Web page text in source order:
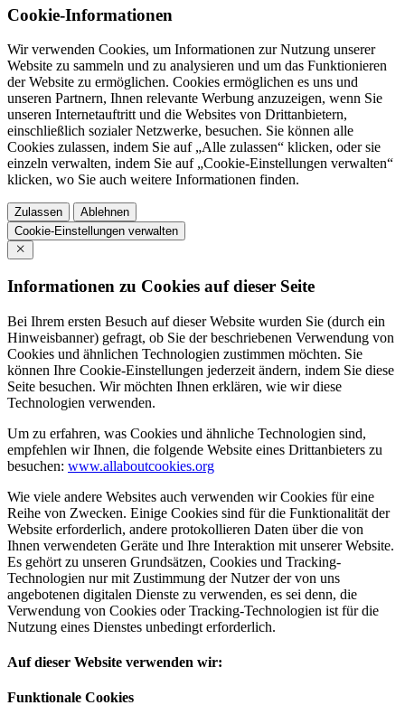
Cookie-Informationen
Wir verwenden Cookies, um Informationen zur Nutzung unserer
Website zu sammeln und zu analysieren und um das Funktionieren
der Website zu ermöglichen. Cookies ermöglichen es uns und
unseren Partnern, Ihnen relevante Werbung anzuzeigen, wenn Sie
unseren Internetauftritt und die Websites von Drittanbietern,
einschließlich sozialer Netzwerke, besuchen. Sie können alle
Cookies zulassen, indem Sie auf „Alle zulassen“ klicken, oder sie
einzeln verwalten, indem Sie auf „Cookie-Einstellungen verwalten“
klicken, wo Sie auch weitere Informationen finden.
Zulassen
Ablehnen
Cookie-Einstellungen verwalten
Informationen zu Cookies auf dieser Seite
Bei Ihrem ersten Besuch auf dieser Website wurden Sie (durch ein
Hinweisbanner) gefragt, ob Sie der beschriebenen Verwendung von
Cookies und ähnlichen Technologien zustimmen möchten. Sie
können Ihre Cookie-Einstellungen jederzeit ändern, indem Sie diese
Seite besuchen. Wir möchten Ihnen erklären, wie wir diese
Technologien verwenden.
Um zu erfahren, was Cookies und ähnliche Technologien sind,
empfehlen wir Ihnen, die folgende Website eines Drittanbieters zu
besuchen: www.allaboutcookies.org
Wie viele andere Websites auch verwenden wir Cookies für eine
Reihe von Zwecken. Einige Cookies sind für die Funktionalität der
Website erforderlich, andere protokollieren Daten über die von
Ihnen verwendeten Geräte und Ihre Interaktion mit unserer Website.
Es gehört zu unseren Grundsätzen, Cookies und Tracking-
Technologien nur mit Zustimmung der Nutzer der von uns
angebotenen digitalen Dienste zu verwenden, es sei denn, die
Verwendung von Cookies oder Tracking-Technologien ist für die
Nutzung eines Dienstes unbedingt erforderlich.
Auf dieser Website verwenden wir:
Funktionale Cookies